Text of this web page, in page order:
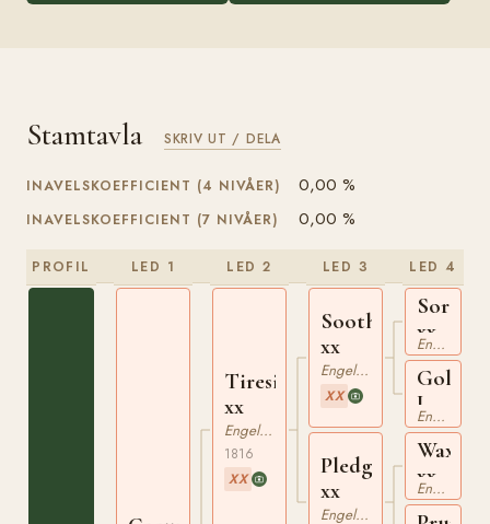
Stamtavla SKRIV UT / DELA
INAVELSKOEFFICIENT (4 NIVÅER) 0,00 %
INAVELSKOEFFICIENT (7 NIVÅER) 0,00 %
PROFIL LED 1 LED 2
Tiresias
xx
Engelskt Fullblod
1816
XX
LED 3
Soothsayer
xx
Engelskt Fullblod
XX
Pledge
xx
Engelskt Fullblod
LED 4
xxEngelskt Fullblod
Golden
Locks
xxEngelskt Fullblod
Waxy
xxEngelskt Fullblod